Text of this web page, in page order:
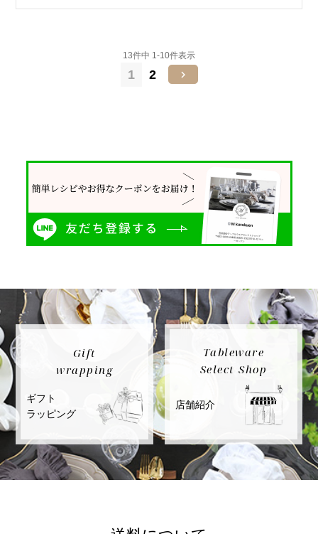
13件中 1 -10件表示
1 2
Gift
wrapping
ギフト
ラッピング
Tableware
Select Shop
店舗紹介